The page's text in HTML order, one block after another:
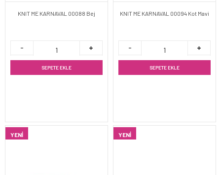
KNIT ME KARNAVAL 00088 Bej
SEPETE EKLE
KNIT ME KARNAVAL 00094 Kot Mavi
SEPETE EKLE
YENI YENI